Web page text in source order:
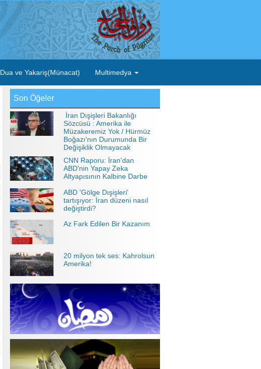
Dua ve Yakariş(Münacat) Multimedya
Son Öğeler
İran Dışişleri Bakanlığı
Sözcüsü : Amerika ile
Müzakeremiz Yok / Hürmüz
Boğazı'nın Durumunda Bir
Değişiklik Olmayacak
CNN Raporu: İran'dan
ABD'nin Yapay Zeka
Altyapısının Kalbine Darbe
ABD 'Gölge Dışişleri'
tartışıyor: İran düzeni nasıl
değiştirdi?
Az Fark Edilen Bir Kazanım
20 milyon tek ses: Kahrolsun
Amerika!